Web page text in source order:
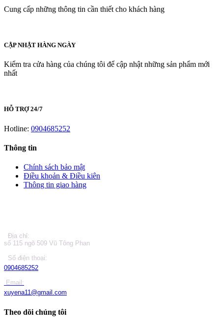
Cung cấp những thông tin cần thiết cho khách hàng
CẬP NHẬT HÀNG NGÀY
Kiểm tra cửa hàng của chúng tôi để cập nhật những sản phẩm mới
nhất
HỖ TRỢ 24/7
Hotline: 0904685252
Thông tin
Chính sách bảo mật
Điều khoản & Điều kiên
Thông tin giao hàng
Địa chỉ:
số 115 ngõ 509 Vũ Tông Phan
Số điện thoại:
0904685252
Email:
xuyena11@gmail.com
Theo dõi chúng tôi